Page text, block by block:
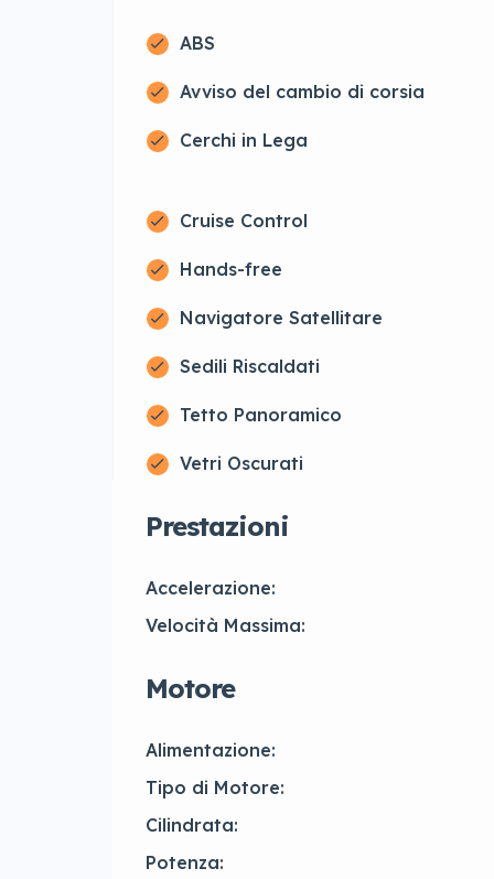
ABS
Avviso del cambio di corsia
Cerchi in Lega
Cruise Control
Hands-free
Navigatore Satellitare
Sedili Riscaldati
Tetto Panoramico
Vetri Oscurati
Prestazioni
Accelerazione:
Velocità Massima:
Motore
Alimentazione:
Tipo di Motore:
Cilindrata:
Potenza: